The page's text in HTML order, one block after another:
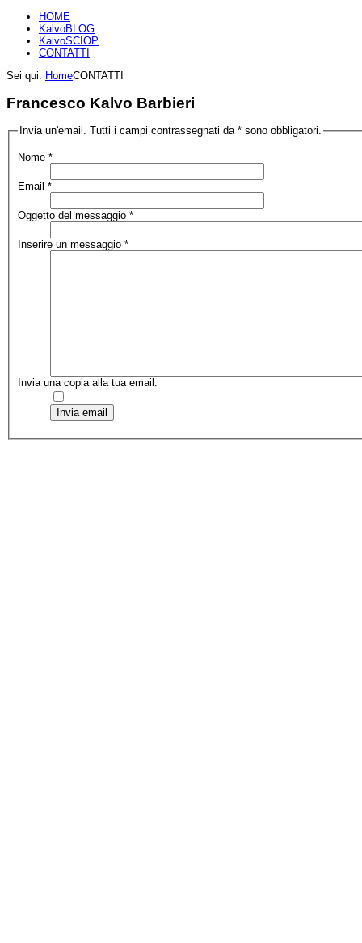
HOME
KalvoBLOG
KalvoSCIOP
CONTATTI
Sei qui: HomeCONTATTI
Francesco Kalvo Barbieri
Invia un'email. Tutti i campi contrassegnati da * sono obbligatori.
Nome*
Email *
Oggetto del messaggio*
Inserire un messaggio*
Invia una copia alla tua email.
Invia email